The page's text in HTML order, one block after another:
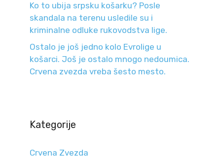
Ko to ubija srpsku košarku? Posle
skandala na terenu usledile su i
kriminalne odluke rukovodstva lige.
Ostalo je još jedno kolo Evrolige u
košarci. Još je ostalo mnogo nedoumica.
Crvena zvezda vreba šesto mesto.
Kategorije
Crvena Zvezda